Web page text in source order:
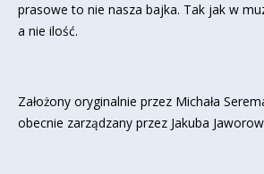
prasowe to nie nasza bajka. Tak jak w
a nie ilość.
Założony oryginalnie przez Michała
obecnie zarządzany przez Jakuba